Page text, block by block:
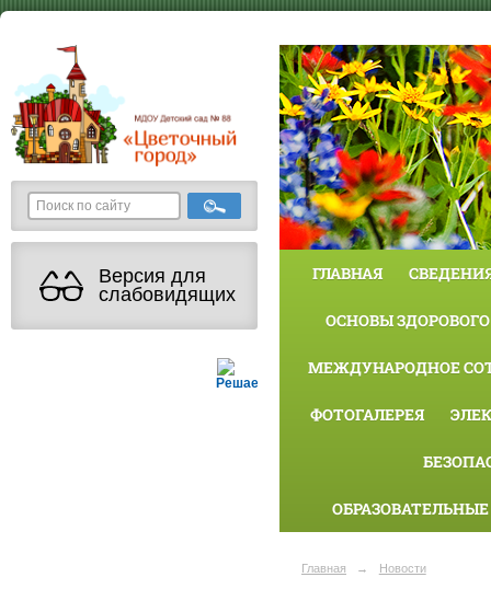
Версия для
слабовидящих
Решаем вместе
ГЛАВНАЯ
ОСНОВЫ
МЕЖДУНАРОДНОЕ
ФОТОГАЛЕРЕЯ
Главная → Новости